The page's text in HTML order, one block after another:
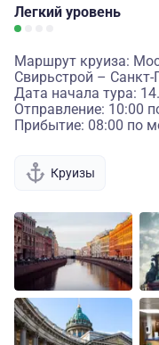
Легкий уровень
Маршрут круиза:
Свирьстрой – Санкт-
Дата начала тура:
Отправление: 10:00
Прибытие: 08:00 по
Круизы